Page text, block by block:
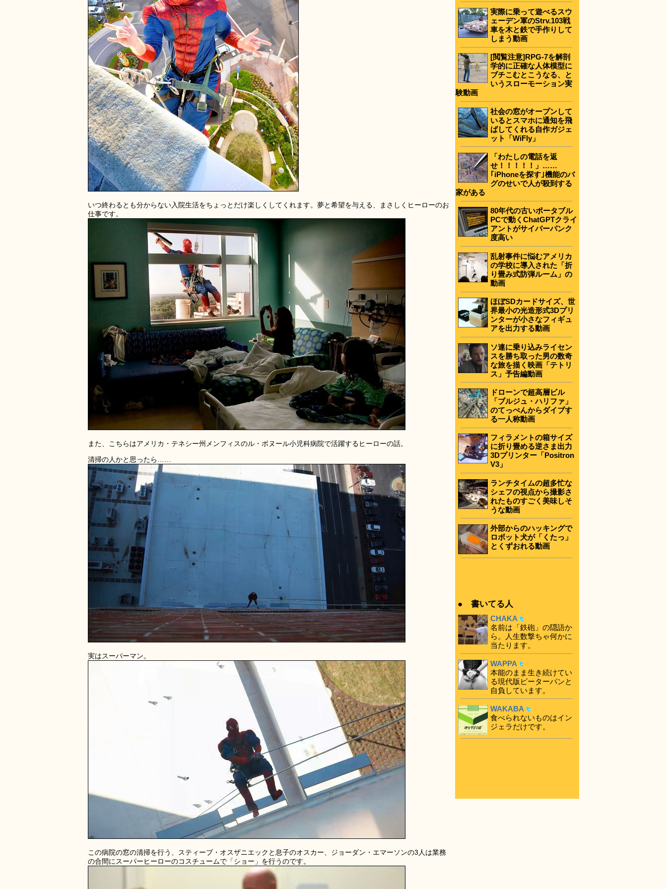
いつ終わるとも分からない入院生活をちょっとだけ楽しくしてくれます。夢と希望を与える、まさしくヒーローのお
仕事です。
また、こちらはアメリカ・テネシー州メンフィスのル・ボヌール小児科病院で活躍するヒーローの話。
清掃の人かと思ったら……
実はスーパーマン。
この病院の窓の清掃を行う、スティーブ・オスザニエックと息子のオスカー、ジョーダン・エマーソンの3人は業務
の合間にスーパーヒーローのコスチュームで「ショー」を行うのです。
実際に乗って遊べるスウ
ェーデン軍のStrv.103戦
車を木と鉄で手作りして
しまう動画
[閲覧注意]RPG-7を解剖
学的に正確な人体模型に
ブチこむとこうなる、と
いうスローモーション実
験動画
社会の窓がオープンして
いるとスマホに通知を飛
ばしてくれる自作ガジェ
ット「WiFly」
「わたしの電話を返
せ！！！！！」……
｢iPhoneを探す｣機能のバ
グのせいで人が殺到する
家がある
80年代の古いポータブル
PCで動くChatGPTクライ
アントがサイバーパンク
度高い
乱射事件に悩むアメリカ
の学校に導入された「折
り畳み式防弾ルーム」の
動画
ほぼSDカードサイズ、世
界最小の光造形式3Dプリ
ンターが小さなフィギュ
アを出力する動画
ソ連に乗り込みライセン
スを勝ち取った男の数奇
な旅を描く映画「テトリ
ス」予告編動画
ドローンで超高層ビル
「ブルジュ・ハリファ」
のてっぺんからダイブす
る一人称動画
フィラメントの箱サイズ
に折り畳める逆さま出力
3Dプリンター「Positron
V3」
ランチタイムの超多忙な
シェフの視点から撮影さ
れたものすごく美味しそ
うな動画
外部からのハッキングで
ロボット犬が「くたっ」
とくずおれる動画
● 書いてる人
CHAKA
名前は「鉄砲」の隠語か
ら。人生数撃ちゃ何かに
当たります。
WAPPA
本能のまま生き続けてい
る現代版ピーターパンと
自負しています。
WAKABA
食べられないものはイン
ジェラだけです。